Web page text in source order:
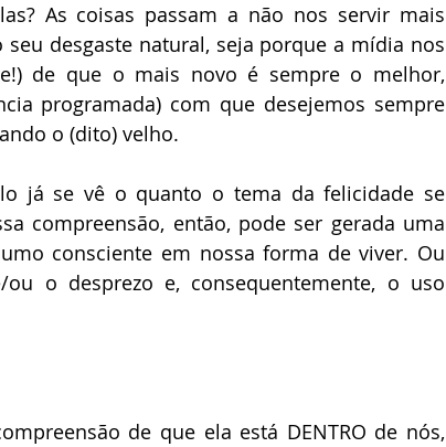
As coisas passam a não nos servir mais
desgaste natural, seja porque a mídia nos
de que o mais novo é sempre o melhor,
programada) com que desejemos sempre
o (dito) velho.
já se vê o quanto o tema da felicidade se
compreensão, então, pode ser gerada uma
consciente em nossa forma de viver. Ou
o desprezo e, consequentemente, o uso
de que ela está DENTRO de nós,